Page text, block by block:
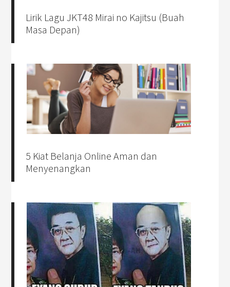
Lirik Lagu JKT48 Mirai no Kajitsu (Buah
Masa Depan)
5 Kiat Belanja Online Aman dan
Menyenangkan